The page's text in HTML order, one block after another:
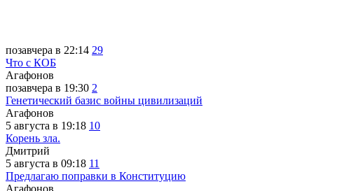
позавчера в 22:14 29
Что с КОБ
Агафонов
позавчера в 19:30 2
Генетический базис войны цивилизаций
Агафонов
5 августа в 19:18 10
Корень зла.
Дмитрий
5 августа в 09:18 11
Предлагаю поправки в Конституцию